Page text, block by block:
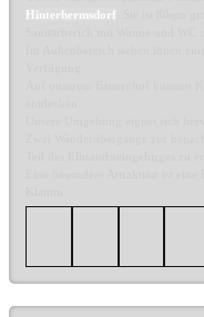
Hinterhermsdorf